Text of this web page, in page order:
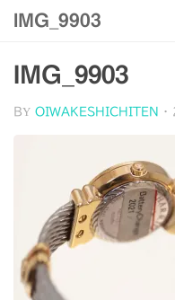
IMG_9903
IMG_9903
BY OIWAKESHICHITEN ·